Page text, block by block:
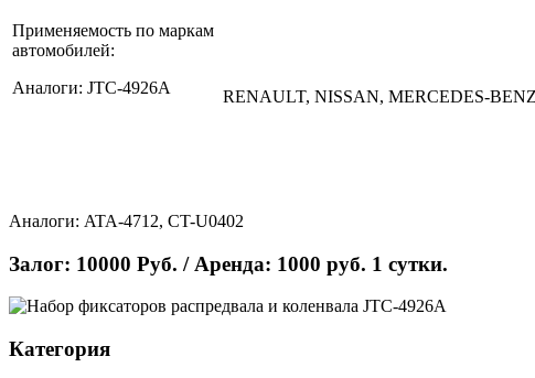
Применяемость по маркам
автомобилей:
Аналоги: JTC-4926A
RENAULT, NISSAN, MERCEDES-
Аналоги: ATA-4712, CT-U0402
Залог: 10000 Руб. / Аренда: 1000 руб. 1 сутки.
Категория